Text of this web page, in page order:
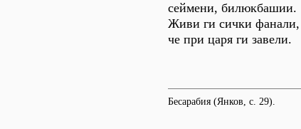
сеймени, билюкбашии.
Живи ги сички фанали,
че при царя ги завели.
Бесарабия (Янков, с. 29).